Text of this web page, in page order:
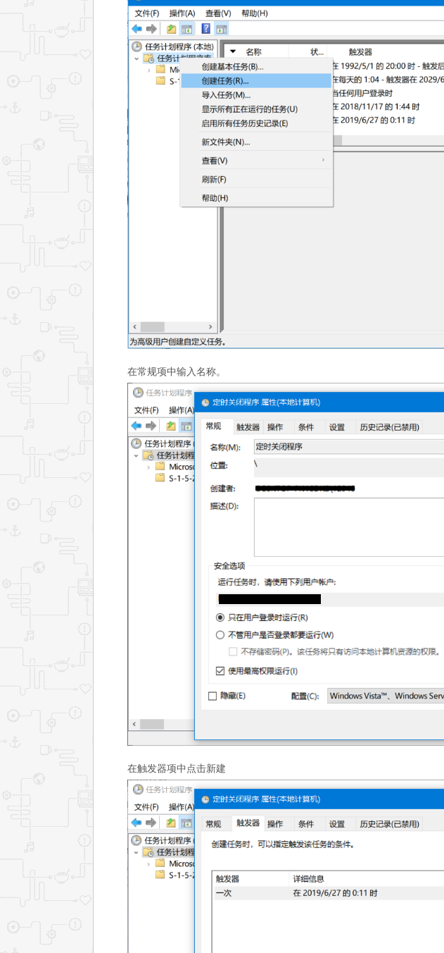
在常规项中输入名称。
在触发器项中点击新建